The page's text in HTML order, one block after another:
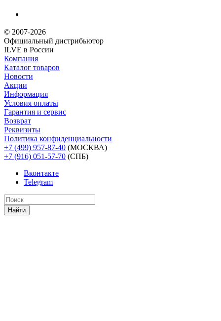
© 2007-2026
Официальный дистрибьютoр
ILVE в России
Компания
Каталог товаров
Новости
Акции
Информация
Условия оплаты
Гарантия и сервис
Возврат
Реквизиты
Политика конфиденциальности
+7 (499) 957-87-40 (МОСКВА)
+7 (916) 051-57-70 (СПБ)
Вконтакте
Telegram
Найти